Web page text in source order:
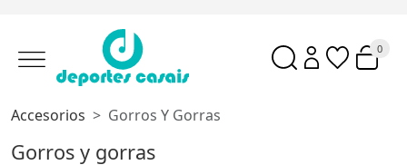
0
Accesorios Gorros Y Gorras
Gorros y gorras